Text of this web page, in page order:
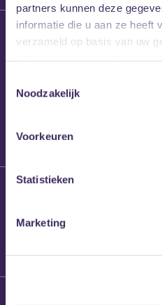
partners kunnen deze
informatie die u aan ze heeft
verzameld op basis van uw
Noodzakelijk
Voorkeuren
Statistieken
Marketing